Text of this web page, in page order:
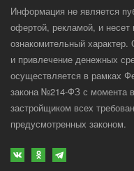
В комнате
люстру.
потолочный
Информация не является
офертой, рекламой, и несет
ознакомительный
и привлечение денежных
осуществляется в рамках
закона №214-ФЗ с момента
застройщиком всех
предусмотренных законом.